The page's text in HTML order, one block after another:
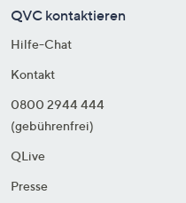
QVC kontaktieren
Hilfe-Chat
Kontakt
0800 2944 444
(gebührenfrei)
QLive
Presse